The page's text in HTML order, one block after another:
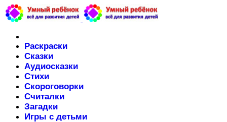
Раскраски
Сказки
Аудиосказки
Стихи
Скороговорки
Считалки
Загадки
Игры с детьми